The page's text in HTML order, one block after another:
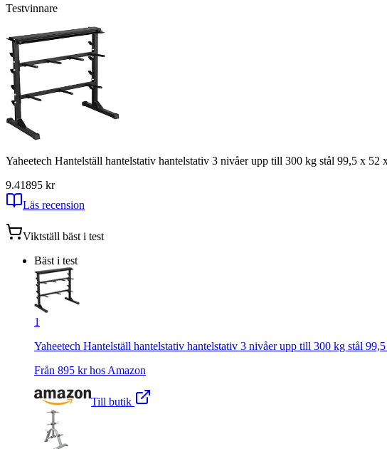
Testvinnare
Yaheetech Hantelställ hantelstativ hantelstativ 3 nivåer upp till 300 kg stål 99,5 x 52
9.41895 kr
Läs recension
Viktställ bäst i test
Bäst i test
1
Yaheetech Hantelställ hantelstativ hantelstativ 3 nivåer upp till 300 kg stål
Från 895 kr hos Amazon
Till butik